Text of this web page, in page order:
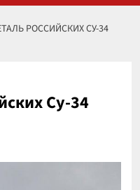
РОССИЙСКИХ СУ-34
Су-34